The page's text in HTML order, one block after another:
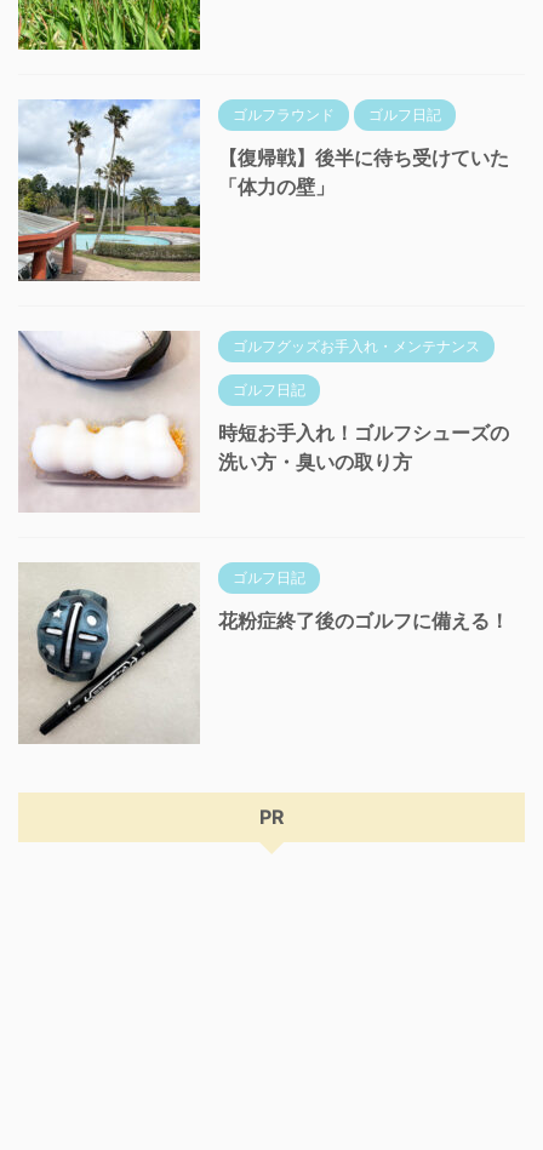
ゴルフラウンド ゴルフ日記
【復帰戦】後半に待ち受けていた
「体力の壁」
ゴルフグッズお手入れ・メンテナンス
ゴルフ日記
時短お手入れ！ゴルフシューズの
洗い方・臭いの取り方
ゴルフ日記
花粉症終了後のゴルフに備える！
PR